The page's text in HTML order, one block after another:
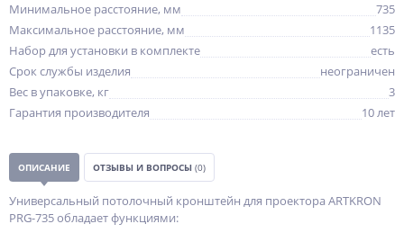
Минимальное расстояние, мм
735
Максимальное расстояние, мм
1135
Набор для установки в комплекте
есть
Срок службы изделия
неограничен
Вес в упаковке, кг
3
Гарантия производителя
10 лет
ОПИСАНИЕ ОТЗЫВЫ И ВОПРОСЫ (0)
Универсальный потолочный кронштейн для проектора ARTKRON
PRG-735 обладает функциями: